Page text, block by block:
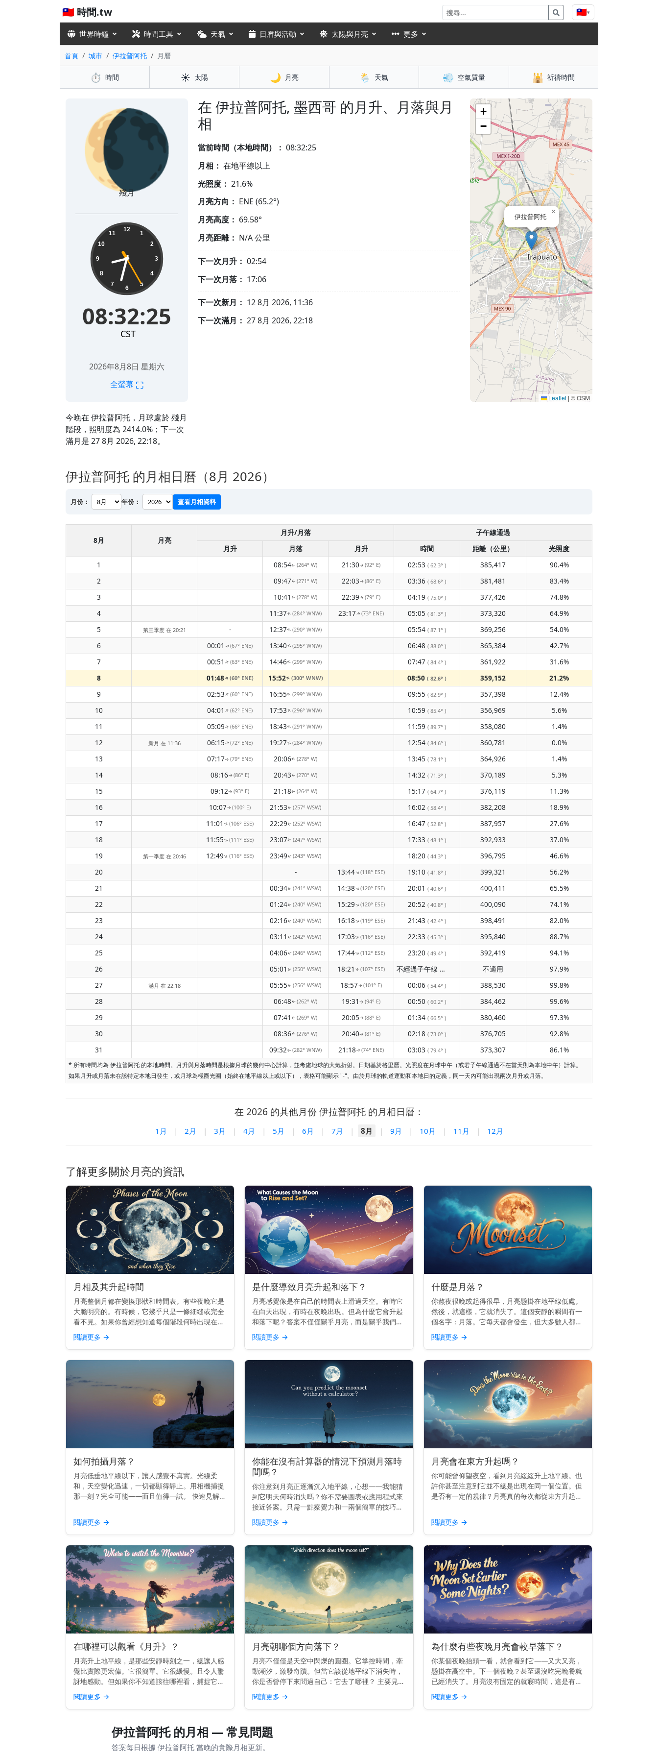
🇹🇼 時間.tw 🇹🇼▾
世界時鐘 時間工具 天氣 日曆與活動 太陽與月亮 更多
首頁 城市 伊拉普阿托 月曆
⏱️ 時間 ☀️ 太陽 🌙 月亮 🌦️ 天氣 💨 空氣質量 🕌 祈禱時間
在 伊拉普阿托, 墨西哥 的月升、月落與月
相
今晚在 伊拉普阿托，月球處於 殘月
階段，照明度為 2414.0%；下一次
滿月是 27 8月 2026, 22:18。
🌘
殘月
08:32:26 12
1
2
3
4
5
6
7
8
9
10
11
08:32:26
CST
2026年8月8日 星期六
全螢幕 ⛶
當前時間（本地時間）： 08:32:26
月相： 在地平線以上
光照度： 21.6%
月亮方向： ENE (65.2°)
月亮高度： 69.58°
月亮距離： N/A公里
下一次月升： 02:54
下一次月落： 17:06
下一次新月： 12 8月 2026, 11:36
下一次滿月： 27 8月 2026, 22:18
伊拉普阿托
×
+
−
Leaflet | © OSM
伊拉普阿托 的月相日曆（8月 2026）
月份： 年份： 查看月相資料
8月 月亮
月升/月落
子午線通過
月升
月落 月升 時間 距離（公里）
光照度
1
08:54↑(264° W) 21:30↑(92° E) 02:53 ( 62.3° ) 385,417
90.4%
2
09:47↑(271° W) 22:03↑(86° E) 03:36 ( 68.6° ) 381,481
83.4%
3
10:41 ↑(278° W) 22:39↑(79° E) 04:19 ( 75.0° ) 377,426
74.8%
4
11:37↑(284° WNW) 23:17↑(73° ENE) 05:05 ( 81.3° ) 373,320
64.9%
5
第三季度 在 20:21 - 12:37↑(290° WNW) 05:54 ( 87.1° ) 369,256
54.0%
6
00:01 ↑(67° ENE) 13:40↑(295° WNW) 06:48 ( 88.0° ) 365,384
42.7%
7
00:51 ↑(63° ENE) 14:46↑(299° WNW) 07:47 ( 84.4° ) 361,922
31.6%
8
01:48↑(60° ENE) 15:52↑(300° WNW) 08:50 ( 82.6° ) 359,152
21.2%
9
02:53↑(60° ENE) 16:55↑(299° WNW) 09:55 ( 82.9° ) 357,398
12.4%
10
04:01 ↑(62° ENE) 17:53↑(296° WNW) 10:59 ( 85.4° ) 356,969
5.6%
11
05:09↑(66° ENE) 18:43↑(291° WNW) 11:59 ( 89.7° ) 358,080
1.4%
12
新月 在 11:36 06:15↑(72° ENE) 19:27↑(284° WNW) 12:54 ( 84.6° ) 360,781
0.0%
13
07:17↑(79° ENE) 20:06↑(278° W) 13:45 ( 78.1° ) 364,926
1.4%
14
08:16↑(86° E) 20:43↑ (270° W) 14:32 ( 71.3° ) 370,189
5.3%
15
09:12↑(93° E) 21:18↑(264° W) 15:17 ( 64.7° ) 376,119
11.3%
16
10:07↑(100° E) 21:53↑(257° WSW) 16:02 ( 58.4° ) 382,208
18.9%
17
11:01 ↑(106° ESE) 22:29↑(252° WSW) 16:47 ( 52.8° ) 387,957
27.6%
18
11:55↑(111° ESE) 23:07↑(247° WSW) 17:33 ( 48.1° ) 392,933
37.0%
19
第一季度 在 20:46 12:49↑(116° ESE) 23:49↑(243° WSW) 18:20 ( 44.3° ) 396,795
46.6%
20
- 13:44↑(118° ESE) 19:10 ( 41.8° ) 399,321
56.2%
21
00:34↑(241° WSW) 14:38↑(120° ESE) 20:01 ( 40.6° ) 400,411
65.5%
22
01:24↑(240° WSW) 15:29↑(120° ESE) 20:52 ( 40.8° ) 400,090
74.1%
23
02:16↑(240° WSW) 16:18↑(119° ESE) 21:43 ( 42.4° ) 398,491
82.0%
24
03:11 ↑(242° WSW) 17:03↑(116° ESE) 22:33 ( 45.3° ) 395,840
88.7%
25
04:06↑(246° WSW) 17:44↑(112° ESE) 23:20 ( 49.4° ) 392,419
94.1%
26
05:01 ↑(250° WSW) 18:21 ↑(107° ESE) 不經過子午線
( 不適用 ) 不適用
97.9%
27
滿月 在 22:18 05:55↑(256° WSW) 18:57↑(101° E) 00:06 ( 54.4° ) 388,530
99.8%
28
06:48↑(262° W) 19:31 ↑(94° E) 00:50 ( 60.2° ) 384,462
99.6%
29
07:41 ↑(269° W) 20:05↑(88° E) 01:34 ( 66.5° ) 380,460
97.3%
30
08:36↑(276° W) 20:40↑(81° E) 02:18 ( 73.0° ) 376,705
92.8%
31
09:32↑(282° WNW) 21:18↑(74° ENE) 03:03 ( 79.4° ) 373,307 86.1%
* 所有時間均為 伊拉普阿托 的本地時間。月升與月落時間是根據月球的幾何中心計算，並考慮地球的大氣折射。日期基於格里曆。光照度在月球中午（或若子午線通過不在當天則為本地中午）計算。
如果月升或月落未在該特定本地日發生，或月球為極圈光圈（始終在地平線以上或以下），表格可能顯示 "-"。由於月球的軌道運動和本地日的定義，同一天內可能出現兩次月升或月落。
在 2026 的其他月份 伊拉普阿托 的月相日曆：
1月 | 2月 | 3月 | 4月 | 5月 | 6月 | 7月 | 8月 | 9月 | 10月 | 11月 | 12月
了解更多關於月亮的資訊
月相及其升起時間
月亮整個月都在變換形狀和時間表。有些夜晚它是
大膽明亮的。有時候，它幾乎只是一條細縫或完全
看不見。如果你曾經想知道每個階段何時出現在天
空中，你並不孤單。其實，時間是遵循一個節奏
的。 重點提示： 每個月相的升起時間不同——從
日出到日落——這取決...
閱讀更多 →
是什麼導致月亮升起和落下？
月亮感覺像是在自己的時間表上滑過天空。有時它
在白天出現，有時在夜晚出現。但為什麼它會升起
和落下呢？答案不僅僅關乎月亮，而是關乎我們自
己。 主要見解： 月亮升起和落下是因為地球在旋
轉——而不是因為月亮移動得那麼快。 它真正移動
的原因 地球每2...
閱讀更多 →
什麼是月落？
你熬夜很晚或起得很早，月亮懸掛在地平線低處。
然後，就這樣，它就消失了。這個安靜的瞬間有一
個名字：月落。它每天都會發生，但大多數人都會
錯過。 重點提示： 月落是指月亮滑落到西方地平
線以下，就像日落一樣，但較為柔和。 月落的運作
原理 地球由西向...
閱讀更多 →
如何拍攝月落？
月亮低垂地平線以下，讓人感覺不真實。光線柔
和，天空變化迅速，一切都顯得靜止。用相機捕捉
那一刻？完全可能——而且值得一試。 快速見解：
應用程式或日曆來規劃時間。 時間掌握一切 最佳
的月落照片通常在...
閱讀更多 →
你能在沒有計算器的情況下預測月落時
間嗎？
你注意到月亮正逐漸沉入地平線，心想——我能猜
到它明天何時消失嗎？你不需要圖表或應用程式來
接近答案。只需一點察覺力和一兩個簡單的技巧。
主要見解： 你可以通過知道今天的月落時間，並減
去大約50分鐘來預估明天的月落時間。 月亮的每
日漂移 月亮在...
閱讀更多 →
月亮會在東方升起嗎？
你可能曾仰望夜空，看到月亮緩緩升上地平線。也
許你甚至注意到它並不總是出現在同一個位置。但
是否有一定的規律？月亮真的每次都從東方升起
非常接近東方——就像太陽一樣。 為什麼月亮會跟
隨東方 這一切都與...
閱讀更多 →
在哪裡可以觀看《月升》？
月亮升上地平線，是那些安靜時刻之一，總讓人感
覺比實際更宏偉。它很簡單。它很緩慢。且令人驚
訝地感動。但如果你不知道該往哪裡看，捕捉它並
不總是那麼容易。 快速提示： 面向東方，視野開
闊，能看到地平線。較高的地勢或面向開闊天空的
海灘效果最佳。 為...
閱讀更多 →
月亮朝哪個方向落下？
月亮不僅僅是天空中閃爍的圓圈。它掌控時間，牽
動潮汐，激發奇蹟。但當它該從地平線下消失時，
你是否曾停下來問過自己：它去了哪裡？ 主要見
解： 月亮在西方落下，就像太陽一樣。但每晚的確
切位置會略有變化。 為什麼月亮會在西方落下 地
球由西向東旋轉。...
閱讀更多 →
為什麼有些夜晚月亮會較早落下？
你某個夜晚抬頭一看，就會看到它——又大又亮，
懸掛在高空中。下一個夜晚？甚至還沒吃完晚餐就
已經消失了。月亮沒有固定的就寢時間，這是有充
分原因的。 快速見解： 有些夜晚月亮較早落下，
是因為它的軌道使它每天升起的時間大約晚50分鐘
——因此相較於前...
閱讀更多 →
伊拉普阿托 的月相 — 常見問題
答案每日根據 伊拉普阿托 當晚的實際月相更新。